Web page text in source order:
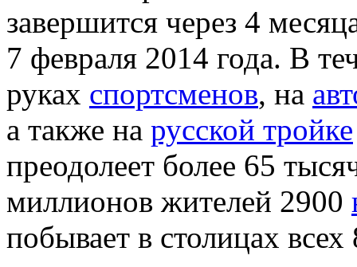
завершится через 4
7 февраля 2014 года. В
руках спортсменов, на
а также на русской тройке
преодолеет более 65
миллионов жителей 2900
побывает в столицах